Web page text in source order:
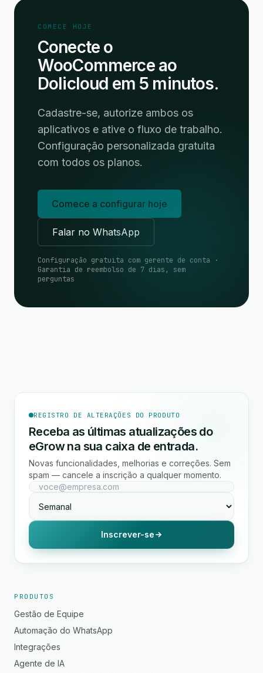
COMECE HOJE
Conecte o
WooCommerce ao
Dolicloud em 5 minutos.
Cadastre-se, autorize ambos os
aplicativos e ative o fluxo de trabalho.
Configuração personalizada gratuita
com todos os planos.
Comece a configurar hoje
Falar no WhatsApp
Configuração gratuita com gerente de conta ·
Garantia de reembolso de 7 dias, sem
perguntas
REGISTRO DE ALTERAÇÕES DO PRODUTO
Receba as últimas atualizações do
eGrow na sua caixa de entrada.
Novas funcionalidades, melhorias e correções. Sem
spam — cancele a inscrição a qualquer momento.
Inscrever-se
PRODUTOS
Gestão de Equipe
Automação do WhatsApp
Integrações
Agente de IA